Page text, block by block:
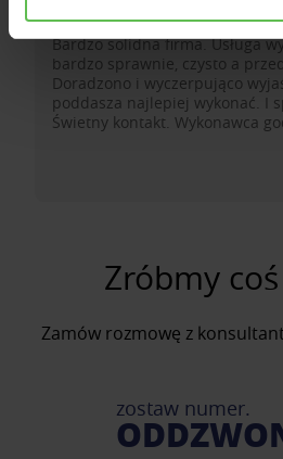
Bardzo solidna firma. Usługa
bardzo sprawnie, czysto a
Doradzono i wyczerpująco
poddasza najlepiej wykonać. I
Świetny kontakt. Wykonawca
Zróbmy
Zamów rozmowę z
zostaw numer.